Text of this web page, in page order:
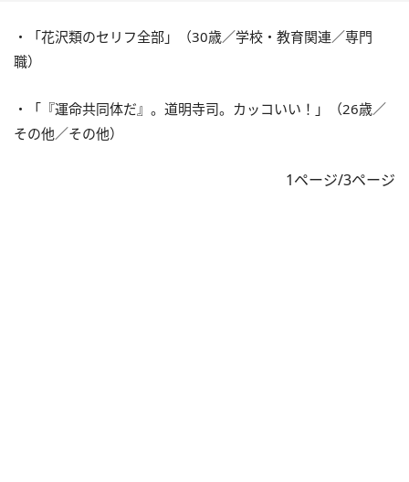
・「花沢類のセリフ全部」（30歳／学校・教育関連／専門
職）
・「『運命共同体だ』。道明寺司。カッコいい！」（26歳／
その他／その他）
1ページ/3ページ